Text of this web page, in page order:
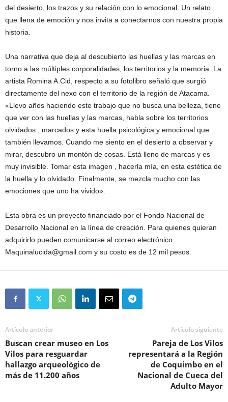
del desierto, los trazos y su relación con lo emocional. Un relato
que llena de emoción y nos invita a conectarnos con nuestra propia
historia.
Una narrativa que deja al descubierto las huellas y las marcas en
torno a las múltiples corporalidades, los territorios y la memoria. La
artista Romina A.Cid, respecto a su fotolibro señaló que surgió
directamente del nexo con el territorio de la región de Atacama.
«Llevo años haciendo este trabajo que no busca una belleza, tiene
que ver con las huellas y las marcas, habla sobre los territorios
olvidados , marcados y esta huella psicológica y emocional que
también llevamos. Cuando me siento en el desierto a observar y
mirar, descubro un montón de cosas. Está lleno de marcas y es
muy invisible. Tomar esta imagen , hacerla mía, en esta estética de
la huella y lo olvidado. Finalmente, se mezcla mucho con las
emociones que uno ha vivido».
Esta obra es un proyecto financiado por el Fondo Nacional de
Desarrollo Nacional en la línea de creación. Para quienes quieran
adquirirlo pueden comunicarse al correo electrónico
Maquinalucida@gmail.com y su costo es de 12 mil pesos.
Artículo anterior
Buscan crear museo en Los
Vilos para resguardar
hallazgo arqueológico de
más de 11.200 años
Artículo siguiente
Pareja de Los Vilos
representará a la Región
de Coquimbo en el
Nacional de Cueca del
Adulto Mayor